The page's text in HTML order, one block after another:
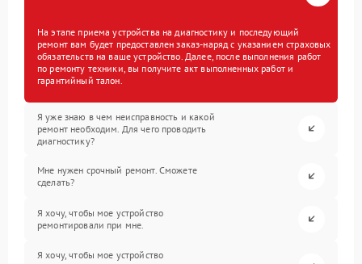
На этапе приема устройства на диагностику и последующий
ремонт вам будет предоставлен заказ-наряд с указанием страховых
обязательств на ваше устройство. Далее, после выполнения работ
по ремонту техники, вы получите акт выполненных работ и
гарантийный талон.
Я уже знаю в чем неисправность и какой
ремонт необходим. Для чего проводить
диагностику?
Мне нужен срочный ремонт. Сможете
сделать?
Я хочу, чтобы мое устройство
ремонтировали при мне.
Я хочу, чтобы мое устройство